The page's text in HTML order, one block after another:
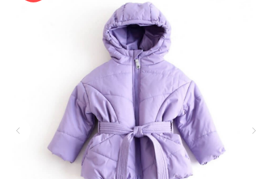
Условия оплаты и возврата
Уход за изделиями
Каталог
Сертификаты
Акции
Оптовые закупки
МЕНЮ
КОНТАКТЫ
+7 964 420-94-43
Telegram
Вконтакте
СОЦСЕТИ